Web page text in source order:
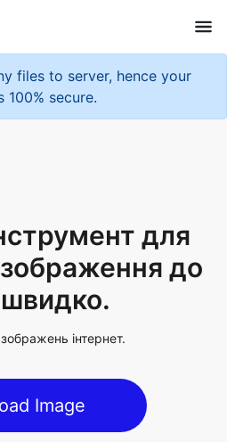
files to server, hence your
100% secure.
інтернет.
Image